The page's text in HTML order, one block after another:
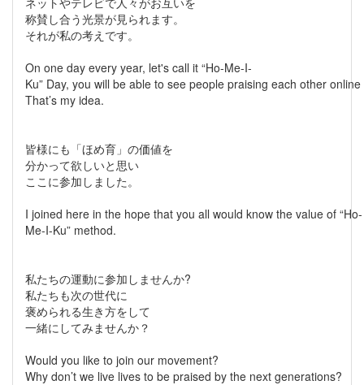
称賛し合う光景が見られます。
それが私の考えです。
On one day every year, let's call it “Ho-Me-I-
Ku” Day, you will be able to see people praising each other
That’s my idea.
皆様にも「ほめ育」の価値を
分かって欲しいと思い
ここに参加しました。
I joined here in the hope that you all would know the value of “Ho-
Me-I-Ku” method.
私たちの運動に参加しませんか?
私たちも次の世代に
褒められる生き方をして
一緒にしてみませんか？
Would you like to join our movement?
Why don’t we live lives to be praised by the next generations?